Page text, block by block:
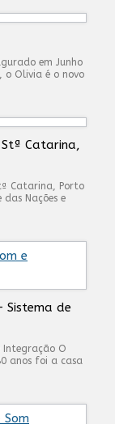
em Junho
o Olivia é o novo
Catarina,
Catarina, Porto
das Nações e
Sistema de
Integração O
anos foi a casa